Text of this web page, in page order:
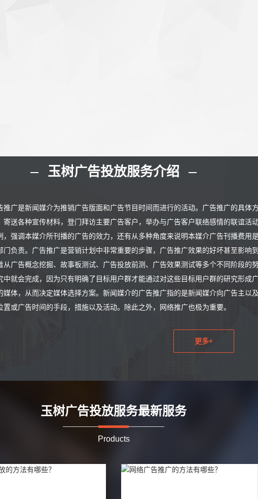
玉树广告投放服务介绍
推广是新闻媒介为推销广告版面和广告节目时间而进行的活动。广告推广的具体
寄送各种宣传材料，登门拜访主要广告客户，举办与广告客户联络感情的联谊活
，强调本媒介所刊播的广告的效力，还有从多种角度来说明本媒介广告刊播费用
门负责。广告推广是营销计划中非常重要的步骤，广告推广效果的好坏甚至影响
从广告概念挖掘、故事板测试、广告投放前测、广告效果测试等多个不同阶段的
中就会完成，因为只有明确了目标用户群才能通过对这些目标用户群的研究形成
媒体，从而决定媒体选择方案。新闻媒介的广告推广指的是新闻媒介向广告主以
置或广告时间的手段，措施以及活动。除此之外，网络推广也极为重要。
更多+
玉树广告投放服务最新服务
Products